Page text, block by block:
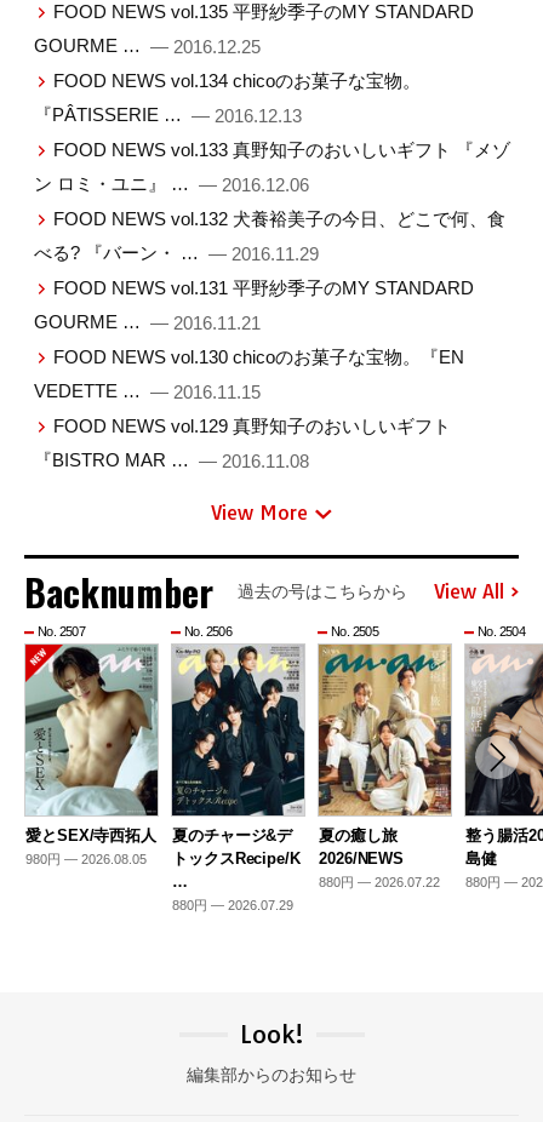
FOOD NEWS vol.135 平野紗季子のMY STANDARD
GOURME … — 2016.12.25
FOOD NEWS vol.134 chicoのお菓子な宝物。
『PÂTISSERIE … — 2016.12.13
FOOD NEWS vol.133 真野知子のおいしいギフト 『メゾ
ン ロミ・ユニ』 … — 2016.12.06
FOOD NEWS vol.132 犬養裕美子の今日、どこで何、食
べる? 『バーン・ … — 2016.11.29
FOOD NEWS vol.131 平野紗季子のMY STANDARD
GOURME … — 2016.11.21
FOOD NEWS vol.130 chicoのお菓子な宝物。『EN
VEDETTE … — 2016.11.15
FOOD NEWS vol.129 真野知子のおいしいギフト
『BISTRO MAR … — 2016.11.08
View More
Backnumber 過去の号はこちらから View All
No. 2507
愛とSEX/寺西拓人
980円 — 2026.08.05
No. 2506
夏のチャージ&デ
トックスRecipe/K
…
880円 — 2026.07.29
No. 2505
夏の癒し旅
2026/NEWS
880円 — 2026.07.22
No. 2504
整う腸活
島健
880円 —
Look!
編集部からのお知らせ